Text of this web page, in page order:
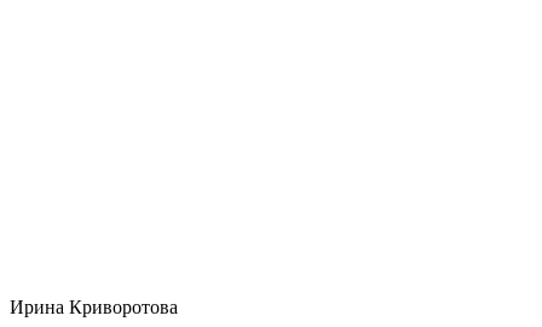
Ирина Криворотова